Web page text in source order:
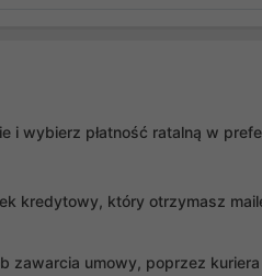
i wybierz płatność ratalną w
kredytowy, który otrzymasz
zawarcia umowy, poprzez kuriera